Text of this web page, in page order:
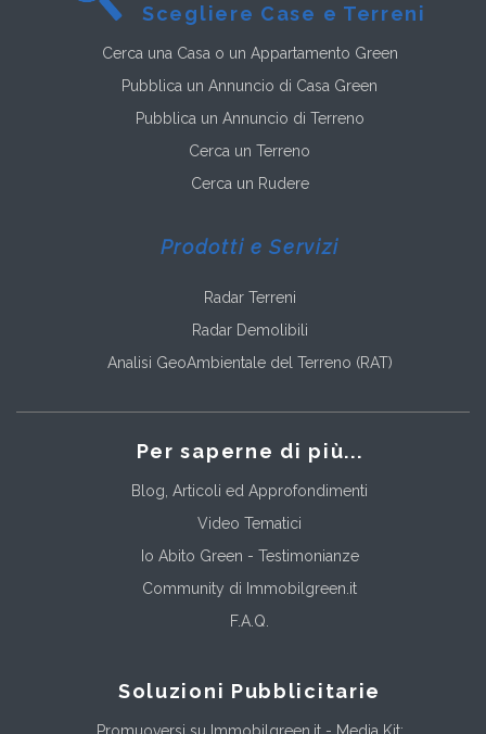
Scegliere Case e Terreni
Cerca una Casa o un Appartamento Green
Pubblica un Annuncio di Casa Green
Pubblica un Annuncio di Terreno
Cerca un Terreno
Cerca un Rudere
Prodotti e Servizi
Radar Terreni
Radar Demolibili
Analisi GeoAmbientale del Terreno (RAT)
Per saperne di più...
Blog, Articoli ed Approfondimenti
Video Tematici
Io Abito Green - Testimonianze
Community di Immobilgreen.it
F.A.Q.
Soluzioni Pubblicitarie